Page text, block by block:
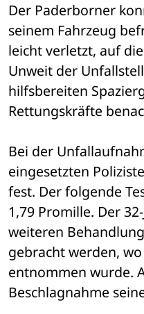
Der Paderborner
seinem Fahrzeug
leicht verletzt, auf
Unweit der
hilfsbereiten
Rettungskräfte
Bei der
eingesetzten
fest. Der folgende
1,79 Promille. Der
weiteren
gebracht werden,
entnommen wurde.
Beschlagnahme